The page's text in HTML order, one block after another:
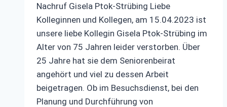
Nachruf Gisela Ptok-Strübing Liebe
Kolleginnen und Kollegen, am 15.04.2023 ist
unsere liebe Kollegin Gisela Ptok-Strübing im
Alter von 75 Jahren leider verstorben. Über
25 Jahre hat sie dem Seniorenbeirat
angehört und viel zu dessen Arbeit
beigetragen. Ob im Besuchsdienst, bei den
Planung und Durchführung von